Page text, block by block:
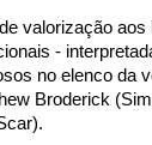
valorização
-
no elenco da
Broderick